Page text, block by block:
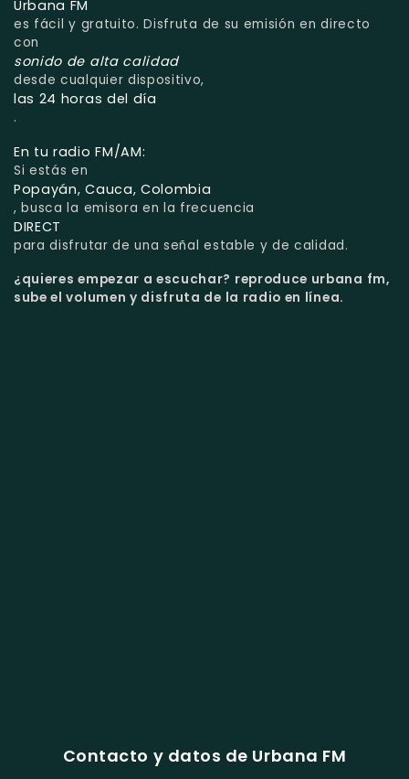
Urbana FM
es fácil y gratuito. Disfruta de su emisión en directo
con
sonido de alta calidad
desde cualquier dispositivo,
las 24 horas del día
.
En tu radio FM/AM:
Si estás en
Popayán, Cauca, Colombia
, busca la emisora en la frecuencia
DIRECT
para disfrutar de una señal estable y de calidad.
¿quieres empezar a escuchar? reproduce urbana fm,
sube el volumen y disfruta de la radio en línea.
Contacto y datos de Urbana FM